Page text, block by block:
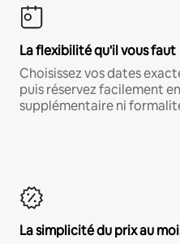
La flexibilité qu'il vous faut
Choisissez vos dates
puis réservez facilement
supplémentaire ni
La simplicité du prix au